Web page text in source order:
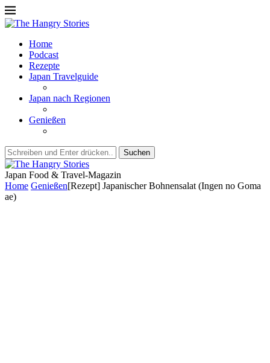
Home
Podcast
Rezepte
Japan Travelguide
Japan nach Regionen
Genießen
Suchen
Japan Food & Travel-Magazin
Home Genießen[Rezept] Japanischer Bohnensalat (Ingen no Goma
ae)